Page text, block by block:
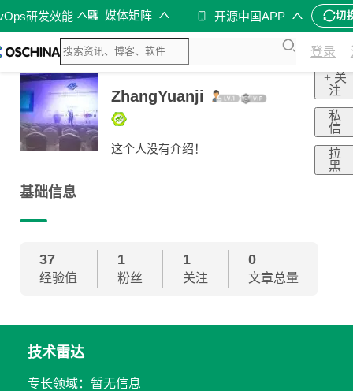
研发效能 媒体矩阵 开源中国APP 切
登录
ZhangYuanji
这个人没有介绍！
+ 关
注
私
信
拉
黑
基础信息
37
经验值
1
粉丝
1
关注
0
文章总量
技术雷达
专长领域：暂无信息